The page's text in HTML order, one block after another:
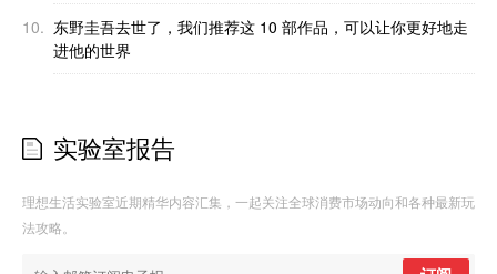
10. 东野圭吾去世了，我们推荐这 10 部作品，可以让你更好地走
进他的世界
实验室报告
理想生活实验室近期精华内容汇集，一起关注全球消费市场动向和各种最新玩
法攻略。